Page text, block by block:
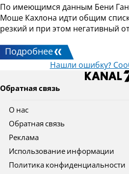
По имеющимся данным Бени
Моше Кахлона идти общим
резкий и при этом негативный
Подробнее
Нашли ошибку?
Обратная связь
О нас
Обратная связь
Реклама
Использование информации
Политика конфиденциальности